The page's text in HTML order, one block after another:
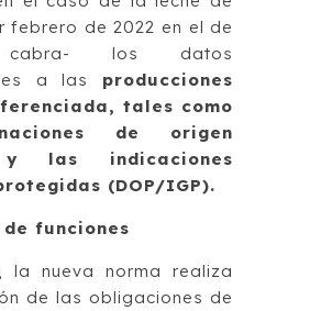
febrero de 2022 en el de
los datos
a las producciones
tales como
de origen
y las indicaciones
(DOP/IGP).
funciones
la nueva norma realiza
de las obligaciones de